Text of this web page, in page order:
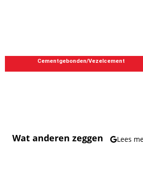
Cementgebonden/Vezelcement
Wat anderen zeggen Lees